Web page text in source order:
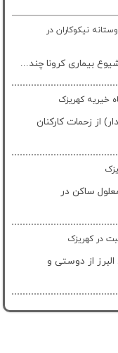
نیکوکاران در
بیماری کرونا چند...
خیریه کهریزک
حسابدار) از زحمات کارکنان
و معلول ساکن در
در کهریزک
از دوستی و